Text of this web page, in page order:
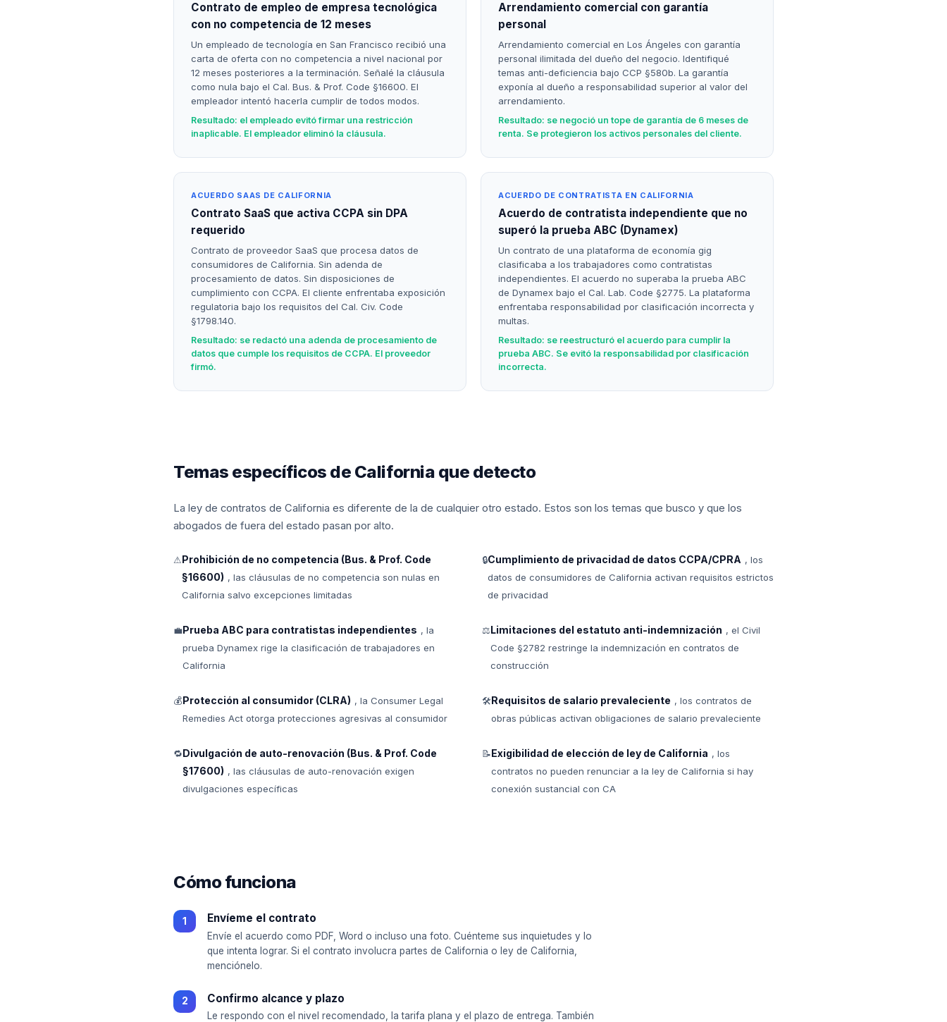
Contrato de empleo de empresa tecnológica
con no competencia de 12 meses
Un empleado de tecnología en San Francisco recibió una
carta de oferta con no competencia a nivel nacional por
12 meses posteriores a la terminación. Señalé la cláusula
como nula bajo el Cal. Bus. & Prof. Code §16600. El
empleador intentó hacerla cumplir de todos modos.
Resultado: el empleado evitó firmar una restricción
inaplicable. El empleador eliminó la cláusula.
Arrendamiento comercial con garantía
personal
Arrendamiento comercial en Los Ángeles con garantía
personal ilimitada del dueño del negocio. Identifiqué
temas anti-deficiencia bajo CCP §580b. La garantía
exponía al dueño a responsabilidad superior al valor del
arrendamiento.
Resultado: se negoció un tope de garantía de 6 meses de
renta. Se protegieron los activos personales del cliente.
ACUERDO SAAS DE CALIFORNIA
Contrato SaaS que activa CCPA sin DPA
requerido
Contrato de proveedor SaaS que procesa datos de
consumidores de California. Sin adenda de
procesamiento de datos. Sin disposiciones de
cumplimiento con CCPA. El cliente enfrentaba exposición
regulatoria bajo los requisitos del Cal. Civ. Code
§1798.140.
Resultado: se redactó una adenda de procesamiento de
datos que cumple los requisitos de CCPA. El proveedor
firmó.
ACUERDO DE CONTRATISTA EN CALIFORNIA
Acuerdo de contratista independiente que no
superó la prueba ABC (Dynamex)
Un contrato de una plataforma de economía gig
clasificaba a los trabajadores como contratistas
independientes. El acuerdo no superaba la prueba ABC
de Dynamex bajo el Cal. Lab. Code §2775. La plataforma
enfrentaba responsabilidad por clasificación incorrecta y
multas.
Resultado: se reestructuró el acuerdo para cumplir la
prueba ABC. Se evitó la responsabilidad por clasificación
incorrecta.
Temas específicos de California que detecto
La ley de contratos de California es diferente de la de cualquier otro estado. Estos son los temas que busco y que los
abogados de fuera del estado pasan por alto.
⚠Prohibición de no competencia (Bus. & Prof. Code
§16600) , las cláusulas de no competencia son nulas en
California salvo excepciones limitadas
🔒Cumplimiento de privacidad de datos CCPA/CPRA , los
datos de consumidores de California activan requisitos estrictos
de privacidad
💼Prueba ABC para contratistas independientes , la
prueba Dynamex rige la clasificación de trabajadores en
California
⚖Limitaciones del estatuto anti-indemnización , el Civil
Code §2782 restringe la indemnización en contratos de
construcción
💰Protección al consumidor (CLRA) , la Consumer Legal
Remedies Act otorga protecciones agresivas al consumidor
🛠Requisitos de salario prevaleciente , los contratos de
obras públicas activan obligaciones de salario prevaleciente
🔁Divulgación de auto-renovación (Bus. & Prof. Code
§17600) , las cláusulas de auto-renovación exigen
divulgaciones específicas
📝Exigibilidad de elección de ley de California , los
contratos no pueden renunciar a la ley de California si hay
conexión sustancial con CA
Cómo funciona
Envíeme el contrato
Envíe el acuerdo como PDF, Word o incluso una foto. Cuénteme sus inquietudes y lo
que intenta lograr. Si el contrato involucra partes de California o ley de California,
menciónelo.
Confirmo alcance y plazo
Le respondo con el nivel recomendado, la tarifa plana y el plazo de entrega. También